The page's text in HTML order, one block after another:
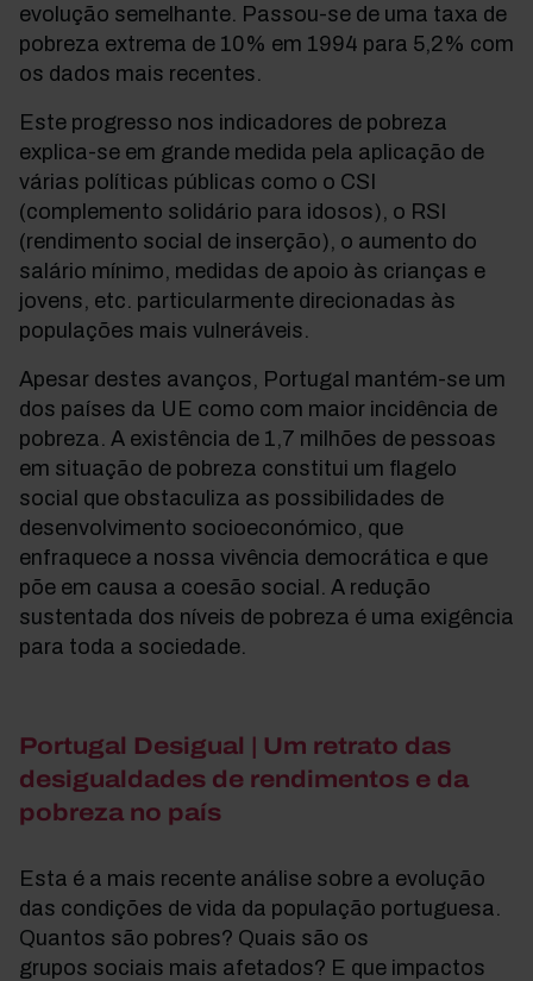
evolução semelhante. Passou-se de uma taxa de
pobreza extrema de 10% em 1994 para 5,2% com
os dados mais recentes.
Este progresso nos indicadores de pobreza
explica-se em grande medida pela aplicação de
várias políticas públicas como o CSI
(complemento solidário para idosos), o RSI
(rendimento social de inserção), o aumento do
salário mínimo, medidas de apoio às crianças e
jovens, etc. particularmente direcionadas às
populações mais vulneráveis.
Apesar destes avanços, Portugal mantém-se um
dos países da UE como com maior incidência de
pobreza. A existência de 1,7 milhões de pessoas
em situação de pobreza constitui um flagelo
social que obstaculiza as possibilidades de
desenvolvimento socioeconómico, que
enfraquece a nossa vivência democrática e que
põe em causa a coesão social. A redução
sustentada dos níveis de pobreza é uma exigência
para toda a sociedade.
Portugal Desigual | Um retrato das
desigualdades de rendimentos e da
pobreza no país
Esta é a mais recente análise sobre a evolução
das condições de vida da população portuguesa.
Quantos são pobres? Quais são os
grupos sociais mais afetados? E que impactos